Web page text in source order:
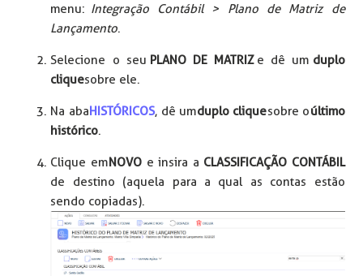
menu: Integração Contábil > Plano de Matriz de
Lançamento.
Selecione o seu PLANO DE MATRIZe dê um duplo
cliquesobre ele.
Na abaHISTÓRICOS, dê umduplo cliquesobre oúltimo
histórico.
Clique emNOVO e insira a CLASSIFICAÇÃO CONTÁBIL
de destino (aquela para a qual as contas estão
sendo copiadas).